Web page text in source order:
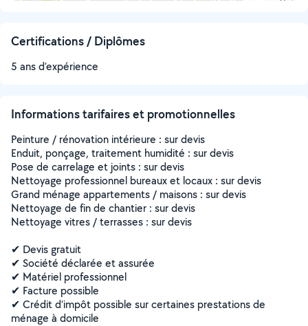
Certifications / Diplômes
5 ans d’expérience
Informations tarifaires et promotionnelles
Peinture / rénovation intérieure : sur devis
Enduit, ponçage, traitement humidité : sur devis
Pose de carrelage et joints : sur devis
Nettoyage professionnel bureaux et locaux : sur devis
Grand ménage appartements / maisons : sur devis
Nettoyage de fin de chantier : sur devis
Nettoyage vitres / terrasses : sur devis
✔ Devis gratuit
✔ Société déclarée et assurée
✔ Matériel professionnel
✔ Facture possible
✔ Crédit d’impôt possible sur certaines prestations de
ménage à domicile